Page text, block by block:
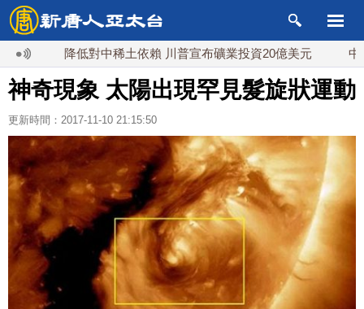
降低對中稀土依賴 川普宣布礦業投資20億美元 中東局勢動
神奇現象 太陽出現罕見髮旋狀運動
更新時間：2017-11-10 21:15:50